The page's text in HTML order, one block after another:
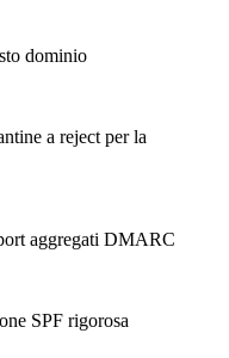
dominio
a reject per la
aggregati DMARC
SPF rigorosa